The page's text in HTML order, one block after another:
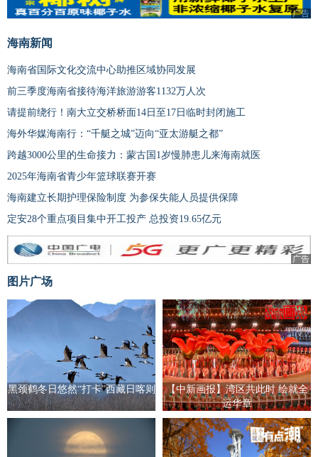
广告
广告
海南新闻
海南省国际文化交流中心助推区域协同发展
前三季度海南省接待海洋旅游游客1132万人次
请提前绕行！南大立交桥桥面14日至17日临时封闭施工
海外华媒海南行：“千艇之城”迈向“亚太游艇之都”
跨越3000公里的生命接力：蒙古国1岁慢肺患儿来海南就医
2025年海南省青少年篮球联赛开赛
海南建立长期护理保险制度 为参保失能人员提供保障
定安28个重点项目集中开工投产 总投资19.65亿元
广告
图片广场
黑颈鹤冬日悠然“打卡”西藏日喀则
【中新画报】湾区共此时 绘就全
运华章